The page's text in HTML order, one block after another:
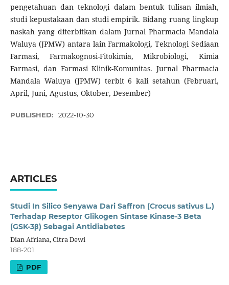
pengetahuan dan teknologi dalam bentuk tulisan ilmiah,
studi kepustakaan dan studi empirik. Bidang ruang lingkup
naskah yang diterbitkan dalam Jurnal Pharmacia Mandala
Waluya (JPMW) antara lain Farmakologi, Teknologi Sediaan
Farmasi, Farmakognosi-Fitokimia, Mikrobiologi, Kimia
Farmasi, dan Farmasi Klinik-Komunitas. Jurnal Pharmacia
Mandala Waluya (JPMW) terbit 6 kali setahun (Februari,
April, Juni, Agustus, Oktober, Desember)
PUBLISHED: 2022-10-30
ARTICLES
Studi In Silico Senyawa Dari Saffron (Crocus sativus L.)
Terhadap Reseptor Glikogen Sintase Kinase-3 Beta
(GSK-3β) Sebagai Antidiabetes
Dian Afriana, Citra Dewi
188-201
PDF